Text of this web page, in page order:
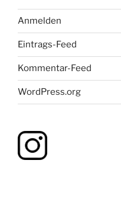
Anmelden
Eintrags-Feed
Kommentar-Feed
WordPress.org